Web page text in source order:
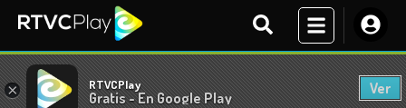
× RTVCPlay
Gratis - En Google Play
Ver